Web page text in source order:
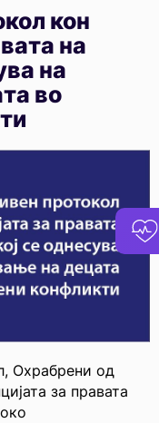
кон
на
на
во
Охрабрени од
за правата